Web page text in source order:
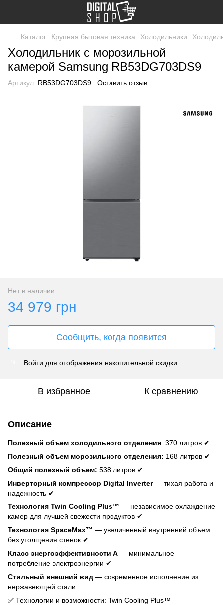
Каталог Крупная бытовая техника Холодильники
Холодильник с морозильной
камерой Samsung RB53DG703DS9
Артикул: RB53DG703DS9 Оставить отзыв
Нет в наличии
34 979 грн
Сообщить, когда появится
Войти для отображения накопительной скидки
В избранное К сравнению
Описание
Полезный объем холодильного отделения: 370 литров ✔
Полезный объем морозильного отделения: 168 литров ✔
Общий полезный объем: 538 литров ✔
Инверторный компрессор Digital Inverter— тихая работа и
надежность ✔
Технология Twin Cooling Plus™ — независимое охлаждение
камер для лучшей свежести продуктов ✔
Технология SpaceMax™ — увеличенный внутренний объем
без утолщения стенок ✔
Класс энергоэффективности A — минимальное
потребление электроэнергии ✔
Стильный внешний вид — современное исполнение из
нержавеющей стали
✅ Технологии и возможности: Twin Cooling Plus™ —